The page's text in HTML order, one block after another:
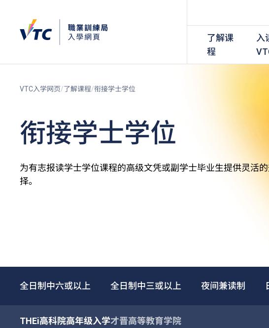
了解课
程
入
VTC入学网页 了解课程 衔接学士学位
衔接学士学位
为有志报读学士学位课程的高级文凭或副学士毕业生提供灵活
择。
全日制中六或以上 全日制中三或以上 夜间兼读制
THEi高科院高年级入学才晋高等教育学院